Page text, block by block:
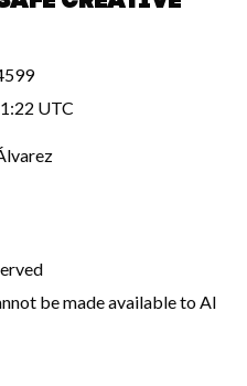
UTC
be made available to AI